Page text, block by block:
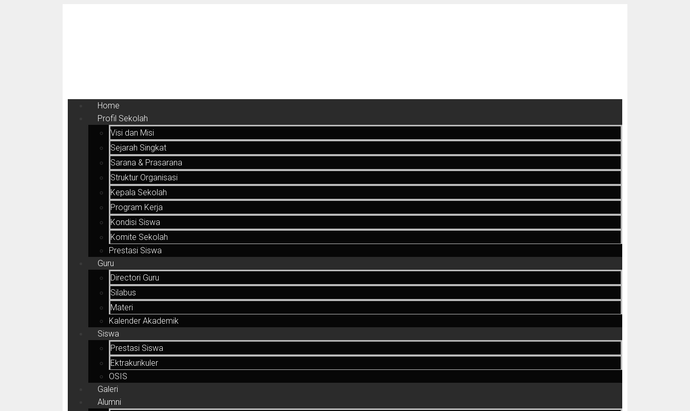
Home
Profil Sekolah
Visi dan Misi
Sejarah Singkat
Sarana & Prasarana
Struktur Organisasi
Kepala Sekolah
Program Kerja
Kondisi Siswa
Komite Sekolah
Prestasi Siswa
Guru
Directori Guru
Silabus
Materi
Kalender Akademik
Siswa
Prestasi Siswa
Ektrakurikuler
OSIS
Galeri
Alumni